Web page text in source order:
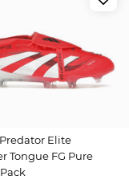
Elite
Tongue FG Pure